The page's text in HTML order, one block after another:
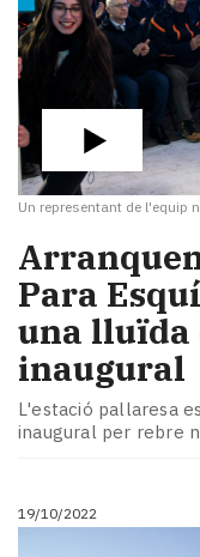
Un representant de l'equip
Para
una
inaugural
L'estació pallaresa
inaugural per rebre
19/10/2022